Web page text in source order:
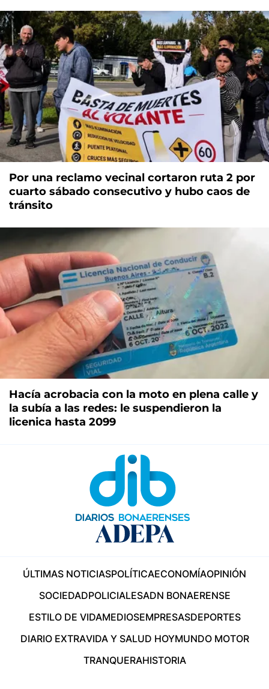
Por una reclamo vecinal cortaron ruta 2 por
cuarto sábado consecutivo y hubo caos de
tránsito
Hacía acrobacia con la moto en plena calle y
la subía a las redes: le suspendieron la
licenica hasta 2099
ÚLTIMAS NOTICIASPOLÍTICAECONOMÍAOPINIÓN
SOCIEDADPOLICIALESADN BONAERENSE
ESTILO DE VIDAMEDIOSEMPRESASDEPORTES
DIARIO EXTRAVIDA Y SALUD HOYMUNDO MOTOR
TRANQUERAHISTORIA